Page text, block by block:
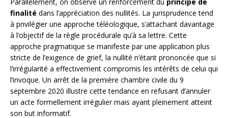
finalité dans l’appréciation des nullités. La jurisprudence tend
à privilégier une approche téléologique, s’attachant davantage
à l’objectif de la règle procédurale qu’à sa lettre. Cette
approche pragmatique se manifeste par une application plus
stricte de l’exigence de grief, la nullité n’étant prononcée que si
l’irrégularité a effectivement compromis les intérêts de celui qui
l’invoque. Un arrêt de la première chambre civile du 9
septembre 2020 illustre cette tendance en refusant d’annuler
un acte formellement irrégulier mais ayant pleinement atteint
son but informatif.